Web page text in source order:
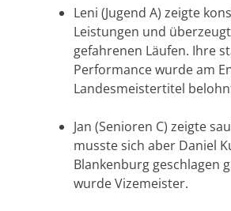
Leni (Jugend A) zeigte
Leistungen und
gefahrenen Läufen. Ihre
Performance wurde am
Landesmeistertitel
Jan (Senioren C) zeigte
musste sich aber Daniel
Blankenburg geschlagen
wurde Vizemeister.